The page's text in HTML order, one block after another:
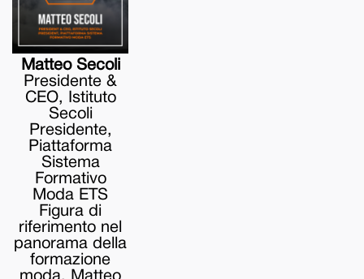
Matteo Secoli
Presidente &
CEO, Istituto
Secoli
Presidente,
Piattaforma
Sistema
Formativo
Moda ETS
Figura di
riferimento nel
panorama della
formazione